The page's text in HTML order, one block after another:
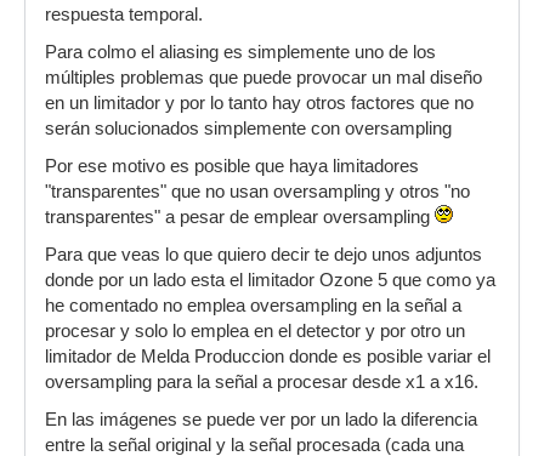
original está en la zona de graves, los
medida que el tono se incrementa, que esa
distorsión armónica se va conviertiendo en
aliasing.
de ganancia... pero toda la distorsión es
armónica.
niveles de sample rate, sobre todo en
limitadores. Entonces, si nuestro wav está a
44,1KHz, gracias a un oversampling, podemos
mantener esa distorsión como armónica para
tonos más altos.
5. Elephant sin oversampling a 1KHz.
respuesta temporal.
Para colmo el aliasing es simplemente uno de los
múltiples problemas que puede provocar un mal diseño
en un limitador y por lo tanto hay otros factores que no
serán solucionados simplemente con oversampling
Por ese motivo es posible que haya limitadores
"transparentes" que no usan oversampling y otros "no
transparentes" a pesar de emplear oversampling
Para que veas lo que quiero decir te dejo unos adjuntos
donde por un lado esta el limitador Ozone 5 que como ya
he comentado no emplea oversampling en la señal a
procesar y solo lo emplea en el detector y por otro un
limitador de Melda Produccion donde es posible variar el
oversampling para la señal a procesar desde x1 a x16.
En las imágenes se puede ver por un lado la diferencia
entre la señal original y la señal procesada (cada una